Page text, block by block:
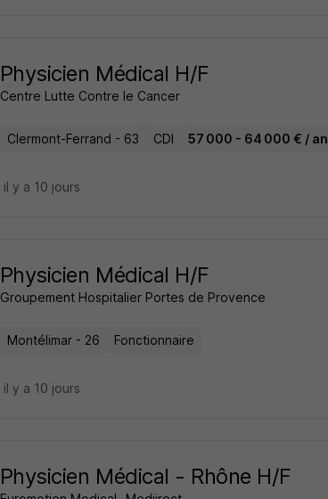
Physicien Médical H/F
Centre Lutte Contre le Cancer
Clermont-Ferrand - 63 CDI 57 000 - 64 000 € / an
il y a 10 jours
Physicien Médical H/F
Groupement Hospitalier Portes de Provence
Montélimar - 26 Fonctionnaire
il y a 10 jours
Physicien Médical - Rhône H/F